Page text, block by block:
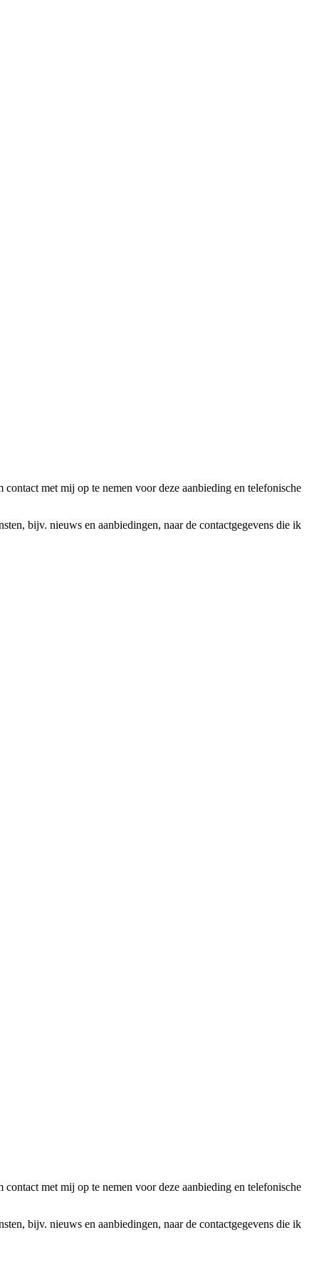
met mij op te nemen voor deze aanbieding en telefonische
bijv. nieuws en aanbiedingen, naar de contactgegevens die ik
met mij op te nemen voor deze aanbieding en telefonische
bijv. nieuws en aanbiedingen, naar de contactgegevens die ik